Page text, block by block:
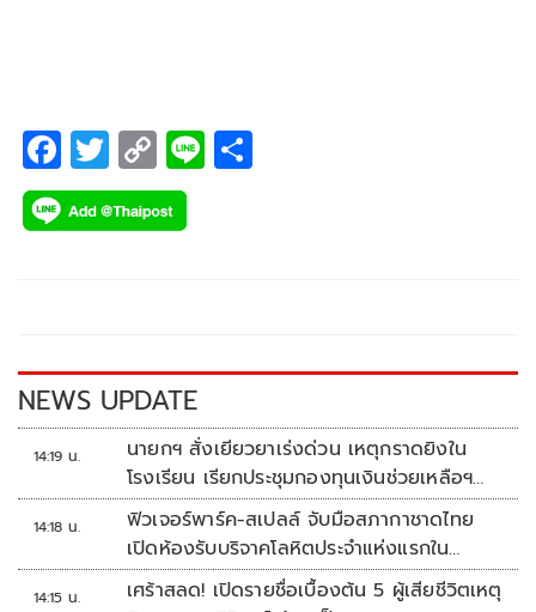
F
ac
e
k
T
wi
tt
C
o
p
k
Li
NEWS UPDATE
14:19 น.
นายกฯ สั่งเยียวยาเร่งด่วน เหตุกราดยิงใน
โรงเรียน เรียกประชุมกองทุนเงินช่วยเหลือฯ
ทันที
14:18 น.
ฟิวเจอร์พาร์ค-สเปลล์ จับมือสภากาชาดไทย
เปิดห้องรับบริจาคโลหิตประจำแห่งแรกใน
ศูนย์การค้าปทุมธานี
14:15 น.
เศร้าสลด! เปิดรายชื่อเบื้องต้น 5 ผู้เสียชีวิตเหตุ